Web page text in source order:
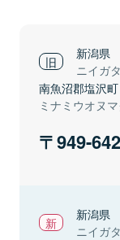
新潟県
ニイガ
南魚沼郡塩沢町
ミナミウオヌ
949-
新潟県
ニイガ